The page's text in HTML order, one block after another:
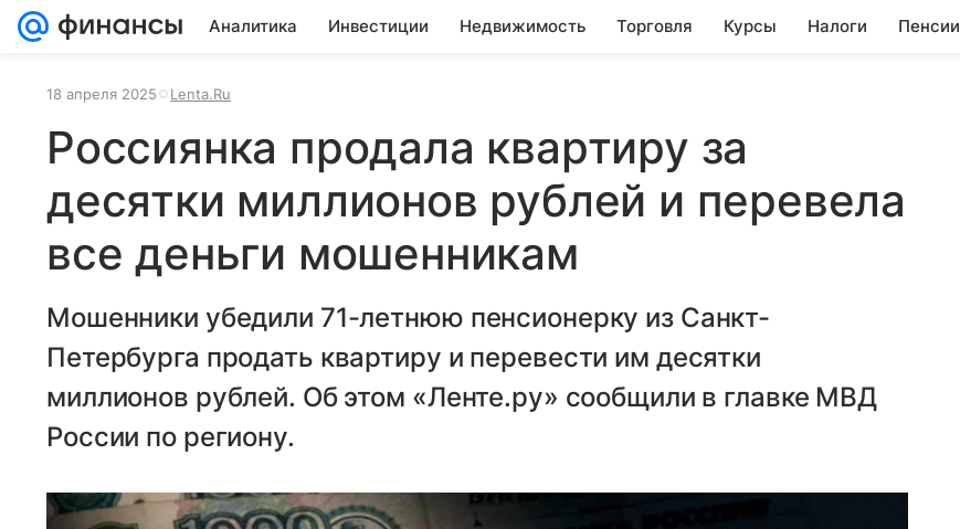
Аналитика Инвестиции Недвижимость Торговля Курсы Налоги Пенсии
18 апреля 2025 Lenta.Ru
Россиянка продала квартиру за
десятки миллионов рублей и перевела
все деньги мошенникам
Мошенники убедили 71-летнюю пенсионерку из Санкт-
Петербурга продать квартиру и перевести им десятки
миллионов рублей. Об этом «Ленте.ру» сообщили в главке МВД
России по региону.